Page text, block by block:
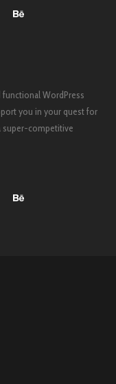
WordPress
you in your quest for
super-competitive